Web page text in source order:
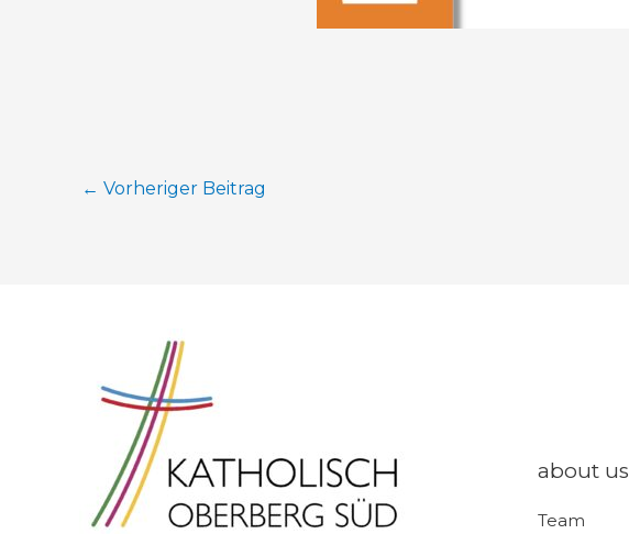
← Vorheriger Beitrag
about us
Team